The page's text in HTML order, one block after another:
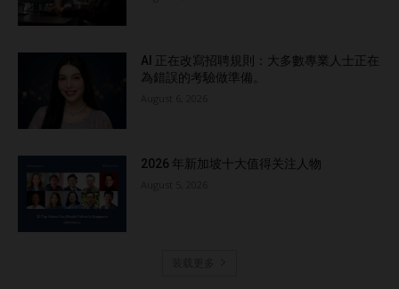
AI 正在改寫招聘規則：大多數專業人士正在
為錯誤的考驗做準備。
2026 年新加坡十大值得关注人物